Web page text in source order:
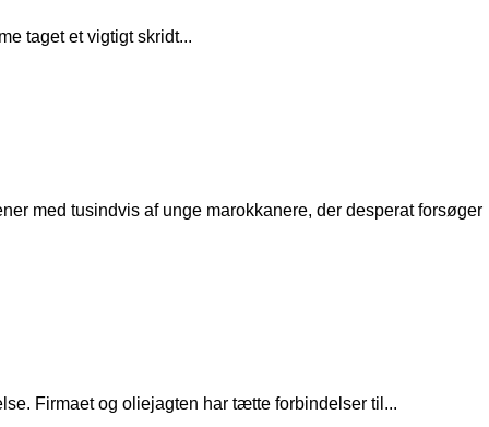
taget et vigtigt skridt...
med tusindvis af unge marokkanere, der desperat forsøger
Firmaet og oliejagten har tætte forbindelser til...